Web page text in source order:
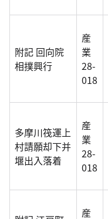
附記 回向院
相撲興行
産
業
28-
018
多摩川筏運上
村請願却下并
堰出入落着
産
業
28-
018
産